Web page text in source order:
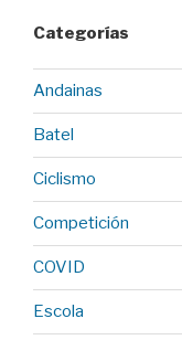
Categorías
Andainas
Batel
Ciclismo
Competición
COVID
Escola